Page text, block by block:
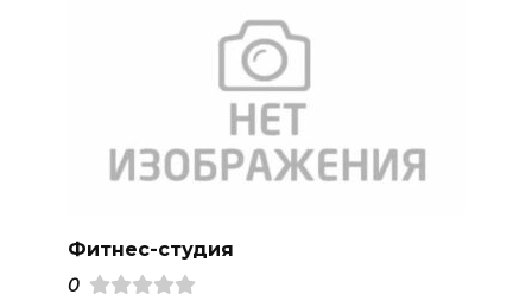
Фитнес-студия
0